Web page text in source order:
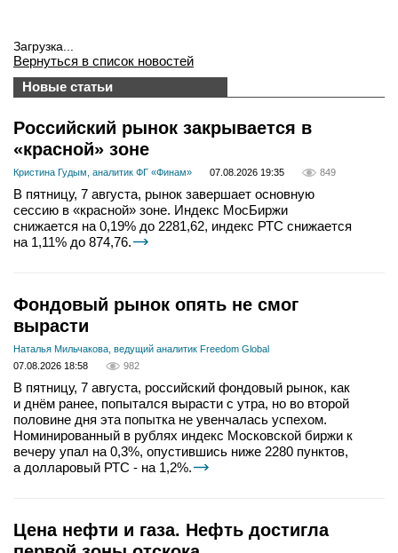
Загрузка...
Вернуться в список новостей
Новые статьи
Российский рынок закрывается в
«красной» зоне
Кристина Гудым, аналитик ФГ «Финам» 07.08.2026 19:35 849
В пятницу, 7 августа, рынок завершает основную
сессию в «красной» зоне. Индекс МосБиржи
снижается на 0,19% до 2281,62, индекс РТС снижается
на 1,11% до 874,76.
Фондовый рынок опять не смог
вырасти
Наталья Мильчакова, ведущий аналитик Freedom Global
07.08.2026 18:58
982
В пятницу, 7 августа, российский фондовый рынок, как
и днём ранее, попытался вырасти с утра, но во второй
половине дня эта попытка не увенчалась успехом.
Номинированный в рублях индекс Московской биржи к
вечеру упал на 0,3%, опустившись ниже 2280 пунктов,
а долларовый РТС - на 1,2%.
Цена нефти и газа. Нефть достигла